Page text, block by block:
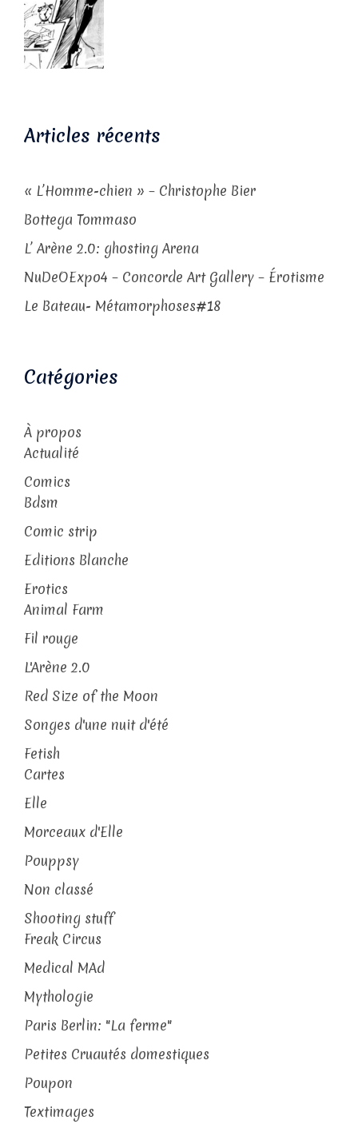
Articles récents
« L’Homme-chien » – Christophe Bier
Bottega Tommaso
L’ Arène 2.0: ghosting Arena
NuDeOExpo4 – Concorde Art Gallery – Érotisme
Le Bateau- Métamorphoses#18
Catégories
À propos
Actualité
Comics
Bdsm
Comic strip
Editions Blanche
Erotics
Animal Farm
Fil rouge
L'Arène 2.0
Red Size of the Moon
Songes d'une nuit d'été
Fetish
Cartes
Elle
Morceaux d'Elle
Pouppsy
Non classé
Shooting stuff
Freak Circus
Medical MAd
Mythologie
Paris Berlin: "La ferme"
Petites Cruautés domestiques
Poupon
Textimages